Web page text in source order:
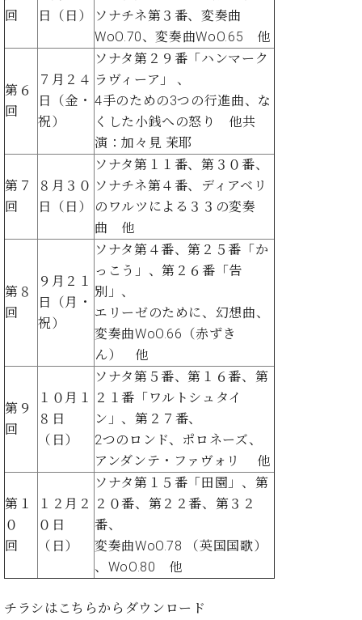
タ
レ
ジ
ン
ッ
プ
イ
ア
ノ
ベ
シ
タ
ン
カ
デ
ミ
W.
動
サ
ー
ビ
音
教
室
ア
の
ン
シ
ル
ュ
ア
ク
ス
トラ
ム東
京の
内
お
回
日（日）
ソナチネ第３番、変奏曲
WoO.70、変奏曲WoO.65 他
第６
回
７月２４
日（金・
祝）
ソナタ第２９番「ハンマーク
ラヴィーア」 、
4手のための3つの行進曲、な
くした小銭への怒り 他共
演：加々見 茉耶
第７
回
８月３０
日（日）
ソナタ第１１番、第３０番、
ソナチネ第４番、ディアベリ
のワルツによる３３の変奏
曲 他
第８
回
９月２１
日（月・
祝）
ソナタ第４番、第２５番「か
っこう」、第２６番「告
別」、
エリーゼのために、幻想曲、
変奏曲WoO.66（赤ずき
ん） 他
第９
回
１０月１
８日
（日）
ソナタ第５番、第１６番、第
２１番「ワルトシュタイ
ン」、第２７番、
2つのロンド、ポロネーズ、
アンダンテ・ファヴォリ 他
第１
０
回
１２月２
０日
（日）
ソナタ第１５番「田園」、第
２０番、第２２番、第３２
番、
変奏曲WoO.78 （英国国歌）
、WoO.80 他
チラシは こちらからダウンロード